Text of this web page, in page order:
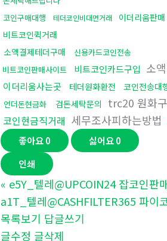
코인구매대행
테더코인비대면거래 이더리움판매
비트코인퀵거래
소액결제테더구매
신용카드코인전송
비트코인판매사이트
비트코인카드구입 소
이더리움사는곳 테더원화환전 코인전송대
언더돈현금화 검돈세탁문의 trc20 원화
코인현금직거래 세무조사피하는방법
좋아요0 싫어요0
인쇄
« e5Y_텔레@UPCOIN24 잡코인판
a1T_텔레@CASHFILTER365 파이
목록보기 답글쓰기
글수정 글삭제